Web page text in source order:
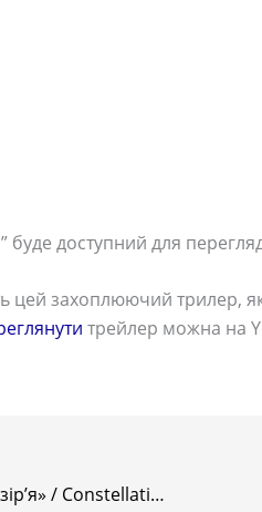
буде доступний для
цей захоплюючий трилер,
трейлер можна на
Огляд серіалу «Сузір’я» / Constellation від Apple